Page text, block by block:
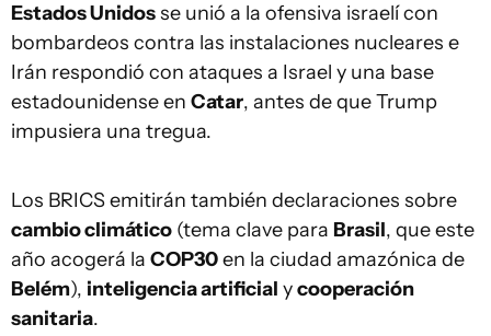
Estados Unidosse unió a la ofensiva israelí con
bombardeos contra las instalaciones nucleares e
Irán respondió con ataques a Israel y una base
estadounidense en Catar, antes de que Trump
impusiera una tregua.
Los BRICS emitirán también declaraciones sobre
cambio climático (tema clave para Brasil, que este
año acogerá la COP30en la ciudad amazónica de
Belém), inteligencia artificial ycooperación
sanitaria.